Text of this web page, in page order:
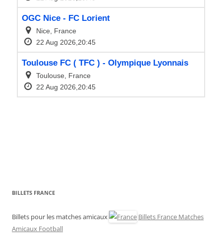
BILLETS FRANCE
Billets pour les matches amicaux
Billets France Matches
Amicaux Football